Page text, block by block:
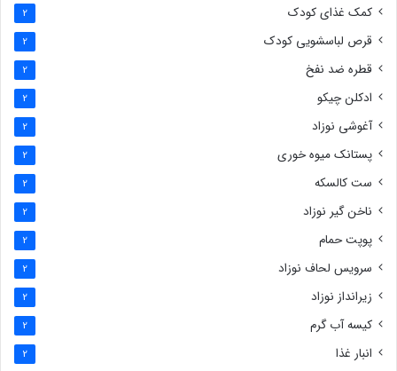
کمک غذای کودک 2
قرص لباسشویی کودک 2
قطره ضد نفخ 2
ادکلن چیکو 2
آغوشی نوزاد 2
پستانک میوه خوری 2
ست کالسکه 2
ناخن گیر نوزاد 2
پوپت حمام 2
سرویس لحاف نوزاد 2
زیرانداز نوزاد 2
کیسه آب گرم 2
انبار غذا 2